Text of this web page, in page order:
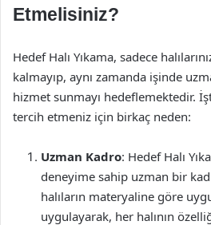
Etmelisiniz?
Hedef Halı Yıkama, sadece
kalmayıp, aynı zamanda işinde
hizmet sunmayı hedeflemektedir.
tercih etmeniz için birkaç neden:
Uzman Kadro: Hedef Halı
deneyime sahip uzman bir
halıların materyaline göre
uygulayarak, her halının